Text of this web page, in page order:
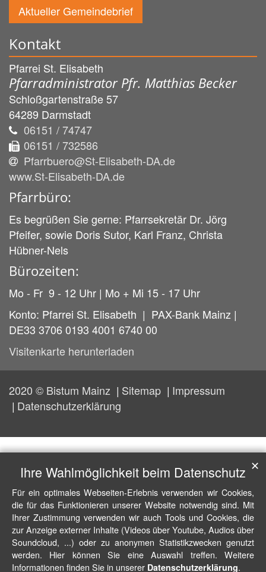
Aktueller Gemeindebrief
Kontakt
Pfarrei St. Elisabeth
Pfarradministrator Pfr. Matthias Becker
Schloßgartenstraße 57
64289 Darmstadt
06151 / 74747
06151 / 732586
Pfarrbuero@St-Elisabeth-DA.de
www.St-Elisabeth-DA.de
Pfarrbüro:
Es begrüßen Sie gerne: Pfarrsekretär Dr. Jörg
Pfeifer, sowie Doris Sutor, Karl Franz, Christa
Hübner-Nels
Bürozeiten:
Mo - Fr 9 - 12 Uhr | Mo + Mi 15 - 17 Uhr
Konto: Pfarrei St. Elisabeth | PAX-Bank Mainz |
DE33 3706 0193 4001 6740 00
Visitenkarte herunterladen
2020 © Bistum Mainz Sitemap
Impressum
Datenschutzerklärung
Ihre Wahlmöglichkeit beim Datenschutz
Für ein optimales Webseiten-Erlebnis verwenden wir Cookies,
die für das Funktionieren unserer Website notwendig sind. Mit
Ihrer Zustimmung verwenden wir auch Tools und Cookies, die
zur Anzeige externer Inhalte (Videos über Youtube, Audios über
Soundcloud, ...) oder zu anonymen Statistikzwecken genutzt
werden. Hier können Sie eine Auswahl treffen. Weitere
Informationen finden Sie in unserer Datenschutzerklärung.
✕